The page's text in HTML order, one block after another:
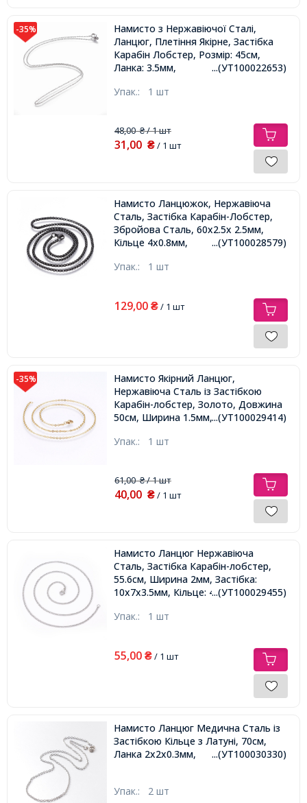
-35%
Намисто з Нержавіючої Сталі,
Ланцюг, Плетіння Якірне, Застібка
Карабін Лобстер, Розмір: 45см,
Ланка: 3.5мм,
...(УТ100022653)
Упак.: 1 шт
48,00₴/ 1 шт
31,00 ₴/ 1 шт
Намисто Ланцюжок, Нержавіюча
Сталь, Застібка Карабін-Лобстер,
Збройова Сталь, 60х2.5х 2.5мм,
Кільце 4х0.8мм,
...(УТ100028579)
Упак.: 1 шт
129,00 ₴/ 1 шт
-35%
Намисто Якірний Ланцюг,
Нержавіюча Сталь із Застібкою
Карабін-лобстер, Золото, Довжина
50см, Ширина 1.5мм, Товщина
...(УТ100029414)
Упак.: 1 шт
61,00₴/ 1 шт
40,00 ₴/ 1 шт
Намисто Ланцюг Нержавіюча
Сталь, Застібка Карабін-лобстер,
55.6см, Ширина 2мм, Застібка:
10х7х3.5мм, Кільце: 4мм,...(УТ100029455)
Упак.: 1 шт
55,00 ₴/ 1 шт
Намисто Ланцюг Медична Сталь із
Застібкою Кільце з Латуні, 70см,
Ланка 2х2х0.3мм,
...(УТ100030330)
Упак.: 2 шт